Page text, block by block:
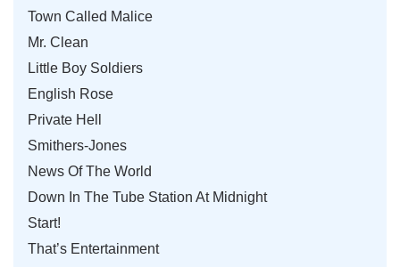
Town Called Malice
Mr. Clean
Little Boy Soldiers
English Rose
Private Hell
Smithers-Jones
News Of The World
Down In The Tube Station At Midnight
Start!
That’s Entertainment